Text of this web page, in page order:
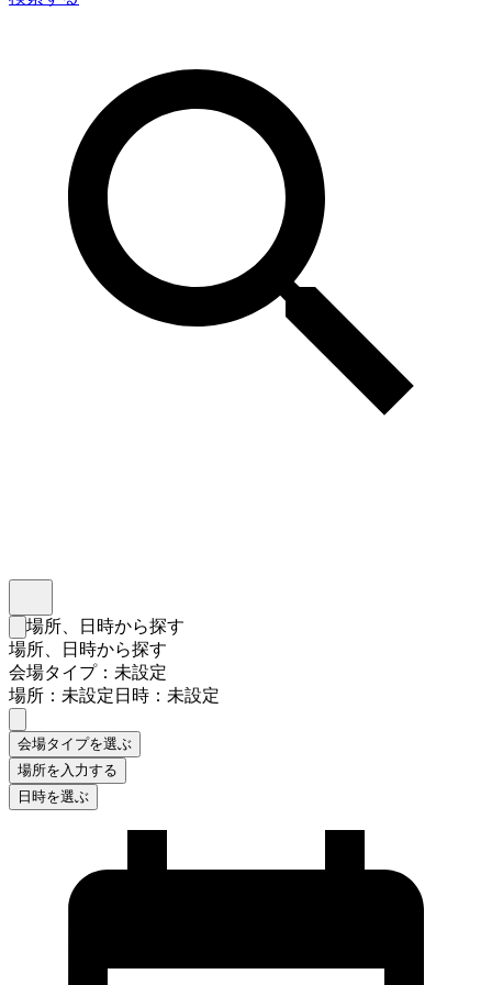
検索フォームを閉じる
場所、日時から探す
場所、日時から探す
会場タイプ：未設定
場所：未設定日時：未設定
会場タイプを選ぶ
場所を入力する
日時を選ぶ